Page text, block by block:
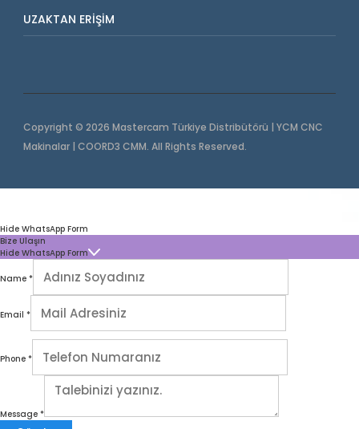
UZAKTAN ERIŞIM
Copyright © 2026 Mastercam Türkiye Distribütörü | YCM CNC
Makinalar | COORD3 CMM. All Rights Reserved.
Hide WhatsApp Form
Bize Ulaşın
Hide WhatsApp Form
Name *
Email *
Phone *
Message *